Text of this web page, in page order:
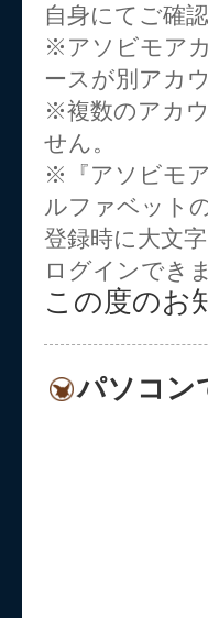
自身にてご確
※アソビモア
ースが別アカ
※複数のアカ
せん。
※『アソビモ
ルファベット
登録時に大文
ログインでき
この度のお
パソコン